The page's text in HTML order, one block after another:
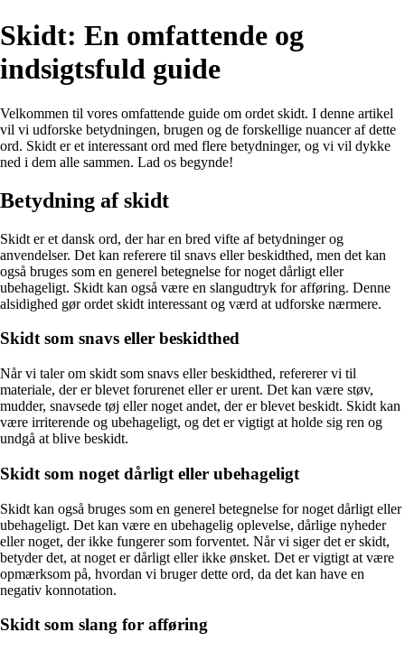
Skidt: En omfattende og
indsigtsfuld guide
Velkommen til vores omfattende guide om ordet skidt. I denne artikel
vil vi udforske betydningen, brugen og de forskellige nuancer af dette
ord. Skidt er et interessant ord med flere betydninger, og vi vil dykke
ned i dem alle sammen. Lad os begynde!
Betydning af skidt
Skidt er et dansk ord, der har en bred vifte af betydninger og
anvendelser. Det kan referere til snavs eller beskidthed, men det kan
også bruges som en generel betegnelse for noget dårligt eller
ubehageligt. Skidt kan også være en slangudtryk for afføring. Denne
alsidighed gør ordet skidt interessant og værd at udforske nærmere.
Skidt som snavs eller beskidthed
Når vi taler om skidt som snavs eller beskidthed, refererer vi til
materiale, der er blevet forurenet eller er urent. Det kan være støv,
mudder, snavsede tøj eller noget andet, der er blevet beskidt. Skidt kan
være irriterende og ubehageligt, og det er vigtigt at holde sig ren og
undgå at blive beskidt.
Skidt som noget dårligt eller ubehageligt
Skidt kan også bruges som en generel betegnelse for noget dårligt eller
ubehageligt. Det kan være en ubehagelig oplevelse, dårlige nyheder
eller noget, der ikke fungerer som forventet. Når vi siger det er skidt,
betyder det, at noget er dårligt eller ikke ønsket. Det er vigtigt at være
opmærksom på, hvordan vi bruger dette ord, da det kan have en
negativ konnotation.
Skidt som slang for afføring